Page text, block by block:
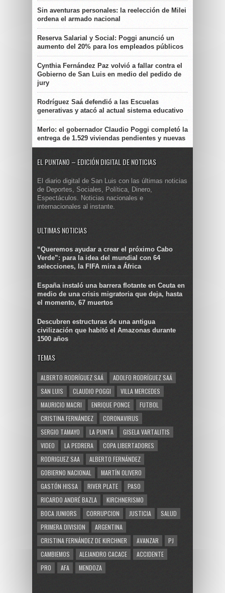
Sin aventuras personales: la reelección de Milei
ordena el armado nacional
Reserva Salarial y Social: Poggi anunció un
aumento del 20% para los empleados públicos
Cynthia Fernández Paz volvió a fallar contra el
Gobierno de San Luis en medio del pedido de
jury
Rodríguez Saá defendió a las Escuelas
generativas y atacó al actual sistema educativo
Merlo: el gobernador Claudio Poggi completó la
entrega de 1.529 viviendas pendientes y nuevas
EL PUNTANO – EDICIÓN DIGITAL DE NOTICIAS
El diario digital de San Luis con las últimas noticias
de Deportes, Sociales, Política, Dinero,
Espectáculos. Noticias nacionales e
internacionales al instante.
ULTIMAS NOTICIAS
“Queremos ayudar a crear el próximo Cabo
Verde”: para la idea del mundial con 64
selecciones, la FIFA mira a África
España instaló una barrera flotante en Ceuta en
medio de una crisis migratoria que deja, hasta
el momento, 67 muertos
Descubren estructuras de una antigua
civilización que habitó el Amazonas durante
1500 años
TEMAS
ALBERTO RODRÍGUEZ SAÁ
ADOLFO RODRÍGUEZ SAÁ
SAN LUIS
CLAUDIO POGGI
VILLA MERCEDES
MAURICIO MACRI
ENRIQUE PONCE
FUTBOL
CRISTINA FERNÁNDEZ
CORONAVIRUS
SERGIO TAMAYO
LA PUNTA
GISELA VARTALITIS
VIDEO
LA PEDRERA
COPA LIBERTADORES
RODRIGUEZ SAA
ALBERTO FERNÁNDEZ
GOBIERNO NACIONAL
MARTÍN OLIVERO
GASTÓN HISSA
RIVER PLATE
PASO
RICARDO ANDRÉ BAZLA
KIRCHNERISMO
BOCA JUNIORS
CORRUPCION JUSTICIA
SALUD
PRIMERA DIVISION
ARGENTINA
CRISTINA FERNÁNDEZ DE KIRCHNER
AVANZAR
PJ
CAMBIEMOS
ALEJANDRO CACACE
ACCIDENTE
PRO
AFA MENDOZA